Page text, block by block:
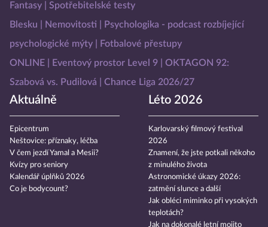
Fantasy
Spotřebitelské testy
Blesku
Nemovitosti
Psychologika - podcast rozbíjející
psychologické mýty
Fotbalové přestupy
ONLINE
Eventový prostor Level 9
OKTAGON 92:
Szabová vs. Pudilová
Chance Liga 2026/27
Aktuálně
Epicentrum
Neštovice: příznaky, léčba
V čem jezdí Yamal a Mesii?
Kvízy pro seniory
Kalendář úplňků 2026
Co je bodycount?
Léto 2026
Karlovarský filmový festival
2026
Znamení, že jste potkali někoho
z minulého života
Astronomické úkazy 2026:
zatmění slunce a další
Jak obléci miminko při vysokých
teplotách?
Jak na dokonalé letní mojito